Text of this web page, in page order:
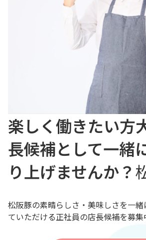
楽しく働きたい方
長候補として一緒
り上げませんか？
松阪豚の素晴らしさ・美味しさを一緒
ていただける正社員の店長候補を募集